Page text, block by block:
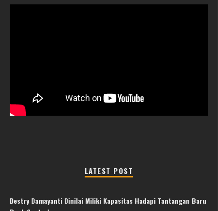
LATEST POST
Destry Damayanti Dinilai Miliki Kapasitas Hadapi Tantangan Baru